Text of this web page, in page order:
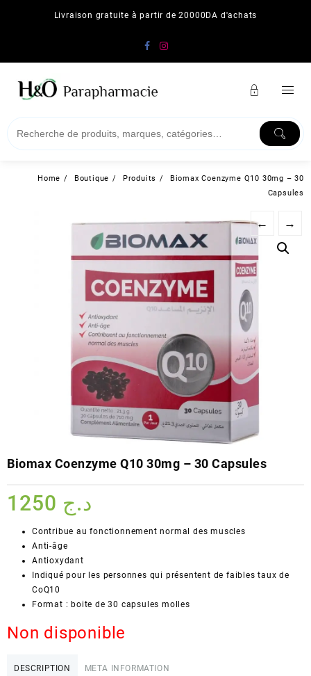
Livraison gratuite à partir de 20000DA d'achats
Home Boutique Produits
Biomax Coenzyme Q10 30mg – 30
Capsules
← →
Biomax Coenzyme Q10 30mg – 30 Capsules
د.ج
Contribue au fonctionnement normal des muscles
Anti-âge
Antioxydant
Indiqué pour les personnes qui présentent de faibles taux de
CoQ10
Format : boite de 30 capsules molles
Non disponible
DESCRIPTION META INFORMATION